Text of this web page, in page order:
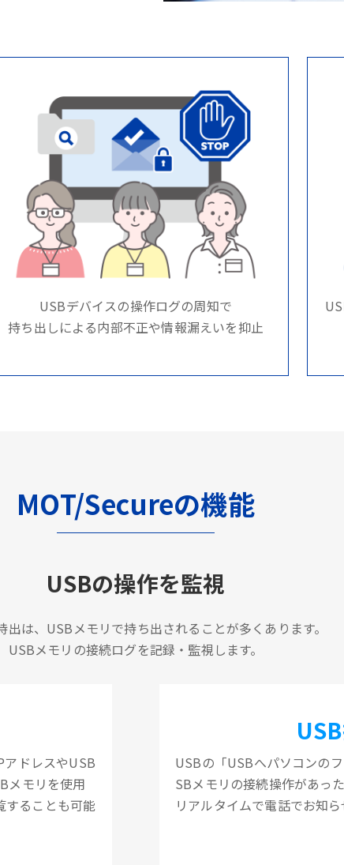
USBデバイスの操作ログの周知で
持ち出しによる内部不正や情報漏えいを抑止
MOT/Secureの機能
USBの操作を監視
出は、USBメモリで持ち出されることが多くあります。
USBメモリの接続ログを記録・監視します。
ドレスやUSB
メモリを使用
することも可能
USBの「USBへパソコンの
SBメモリの接続操作があっ
リアルタイムで電話でお知ら